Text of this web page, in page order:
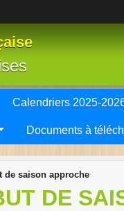
Calendriers 2025-
Documents à
de saison approche
DE